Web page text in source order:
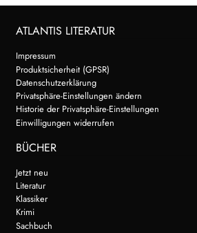
ATLANTIS LITERATUR
Impressum
Produktsicherheit (GPSR)
Datenschutzerklärung
Privatsphäre-Einstellungen ändern
Historie der Privatsphäre-Einstellungen
Einwilligungen widerrufen
BÜCHER
Jetzt neu
Literatur
Klassiker
Krimi
Sachbuch